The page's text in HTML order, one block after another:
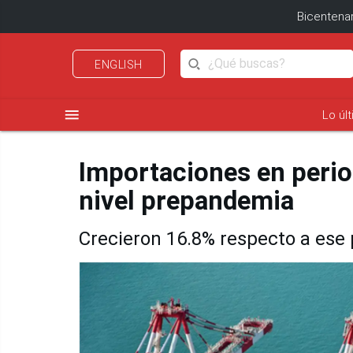
ENGLISH
menu Lo
Importaciones en
nivel prepandemia
Crecieron 16.8% respecto a